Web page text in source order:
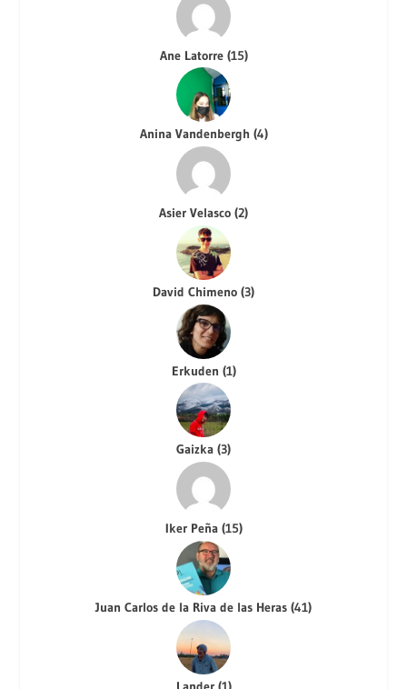
Ane Latorre (15)
Anina Vandenbergh (4)
Asier Velasco (2)
David Chimeno (3)
Erkuden (1)
Gaizka (3)
Iker Peña (15)
Juan Carlos de la Riva de las Heras (41)